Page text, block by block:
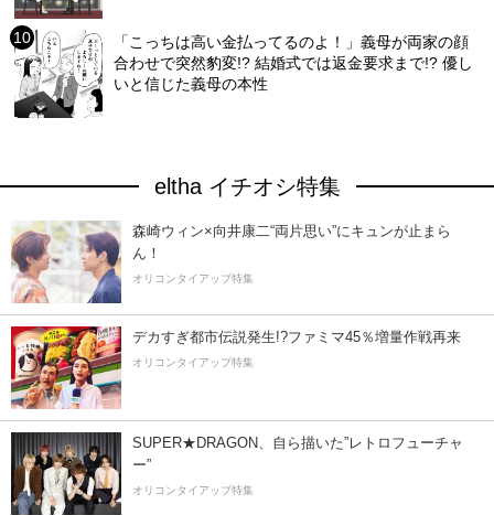
「こっちは高い金払ってるのよ！」義母が両家の顔
合わせで突然豹変!? 結婚式では返金要求まで!? 優し
いと信じた義母の本性
eltha イチオシ特集
森崎ウィン×向井康二“両片思い”にキュンが止まら
ん！
オリコンタイアップ特集
デカすぎ都市伝説発生!?ファミマ45％増量作戦再来
オリコンタイアップ特集
SUPER★DRAGON、自ら描いた”レトロフューチャ
ー”
オリコンタイアップ特集